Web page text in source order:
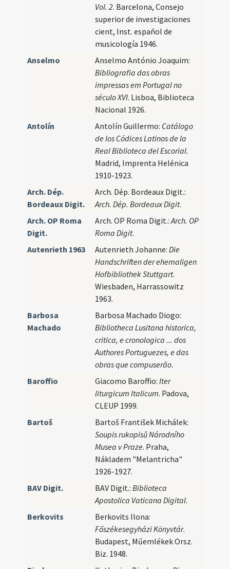
Vol. 2. Barcelona, Consejo
superior de investigaciones
cient, Inst. español de
musicología 1946.
Anselmo
Anselmo António Joaquim:
Bibliografia das obras
impressas em Portugal no
século XVI. Lisboa, Biblioteca
Nacional 1926.
Antolín
Antolín Guillermo: Catálogo
de los Códices Latinos de la
Real Biblioteca del Escorial.
Madrid, Imprenta Helénica
1910-1923.
Arch. Dép.
Bordeaux Digit.
Arch. Dép. Bordeaux Digit.:
Arch. Dép. Bordeaux Digit.
Arch. OP Roma
Digit.
Arch. OP Roma Digit.:Arch. OP
Roma Digit.
Autenrieth 1963
Autenrieth Johanne:Die
Handschriften der ehemaligen
Hofbibliothek Stuttgart.
Wiesbaden, Harrassowitz
1963.
Barbosa
Machado
Barbosa Machado Diogo:
Bibliotheca Lusitana historica,
critica, e cronologica ... dos
Authores Portuguezes, e das
obras que compuserão.
Baroffio
Giacomo Baroffio:Iter
liturgicum Italicum. Padova,
CLEUP 1999.
Bartoš
Bartoš František Michálek:
Soupis rukopisů Národního
Musea v Praze. Praha,
Nákladem "Melantricha"
1926-1927.
BAV Digit.
BAV Digit.:Biblioteca
Apostolica Vaticana Digital.
Berkovits
Berkovits Ilona:
Főszékesegyházi Könyvtár.
Budapest, Műemlékek Orsz.
Biz. 1948.